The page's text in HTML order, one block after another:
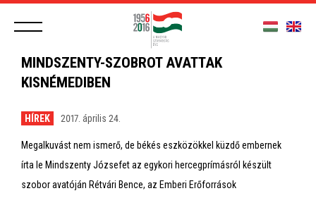
MINDSZENTY-SZOBROT AVATTAK
KISNÉMEDIBEN
HÍREK 2017. április 24.
Megalkuvást nem ismerő, de békés eszközökkel küzdő embernek
írta le Mindszenty Józsefet az egykori hercegprímásról készült
szobor avatóján Rétvári Bence, az Emberi Erőforrások